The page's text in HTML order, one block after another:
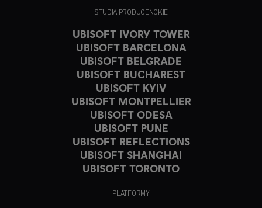
STUDIA PRODUCENCKIE
UBISOFT IVORY TOWER
UBISOFT BARCELONA
UBISOFT BELGRADE
UBISOFT BUCHAREST
UBISOFT KYIV
UBISOFT MONTPELLIER
UBISOFT ODESA
UBISOFT PUNE
UBISOFT REFLECTIONS
UBISOFT SHANGHAI
UBISOFT TORONTO
PLATFORMY